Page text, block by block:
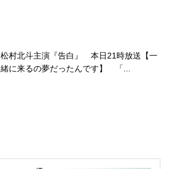
松村北斗主演『告白』 本日21時放送【一
緒に来るの夢だったんです】 「...